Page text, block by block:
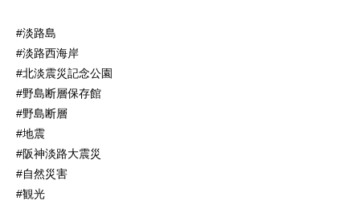
#淡路島
#淡路西海岸
#北淡震災記念公園
#野島断層保存館
#野島断層
#地震
#阪神淡路大震災
#自然災害
#観光